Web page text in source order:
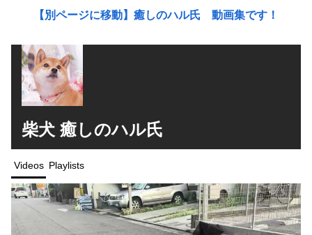
【別ページに移動】癒しのハル氏 動画集です！
柴犬 癒しのハル氏
Videos Playlists